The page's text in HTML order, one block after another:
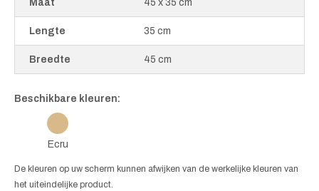
Maat 45 x 35 cm
Lengte 35 cm
Breedte 45 cm
Beschikbare kleuren:
Ecru
De kleuren op uw scherm kunnen afwijken van de werkelijke kleuren van
het uiteindelijke product.